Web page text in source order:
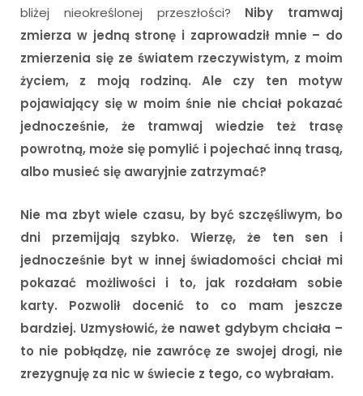
bliżej nieokreślonej przeszłości? Niby tramwaj
zmierza w jedną stronę i zaprowadził mnie – do
zmierzenia się ze światem rzeczywistym, z moim
życiem, z moją rodziną. Ale czy ten motyw
pojawiający się w moim śnie nie chciał pokazać
jednocześnie, że tramwaj wiedzie też trasę
powrotną, może się pomylić i pojechać inną trasą,
albo musieć się awaryjnie zatrzymać?
Nie ma zbyt wiele czasu, by być szczęśliwym, bo
dni przemijają szybko.
Wierzę, że ten sen i
jednocześnie byt w innej świadomości chciał mi
pokazać możliwości i to, jak rozdałam sobie
karty. Pozwolił docenić to co mam jeszcze
bardziej. Uzmysłowić, że nawet gdybym chciała –
to nie pobłądzę, nie zawrócę ze swojej drogi, nie
zrezygnuję za nic w świecie z tego, co wybrałam.